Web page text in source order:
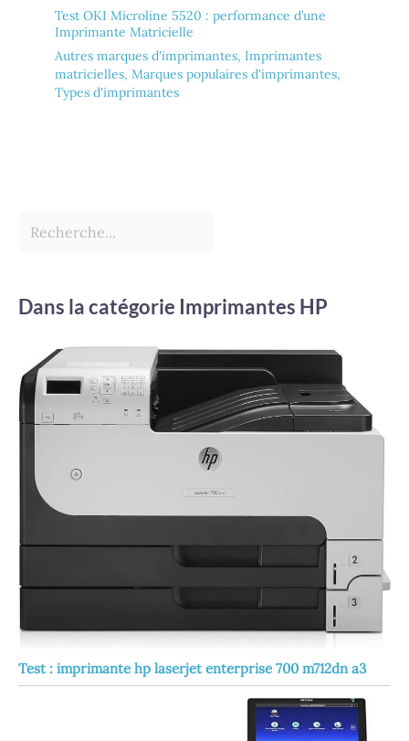
Test OKI Microline 5520 : performance d’une
Imprimante Matricielle
Autres marques d'imprimantes, Imprimantes
matricielles, Marques populaires d'imprimantes,
Types d'imprimantes
Dans la catégorie Imprimantes HP
Test : imprimante hp laserjet enterprise 700 m712dn a3